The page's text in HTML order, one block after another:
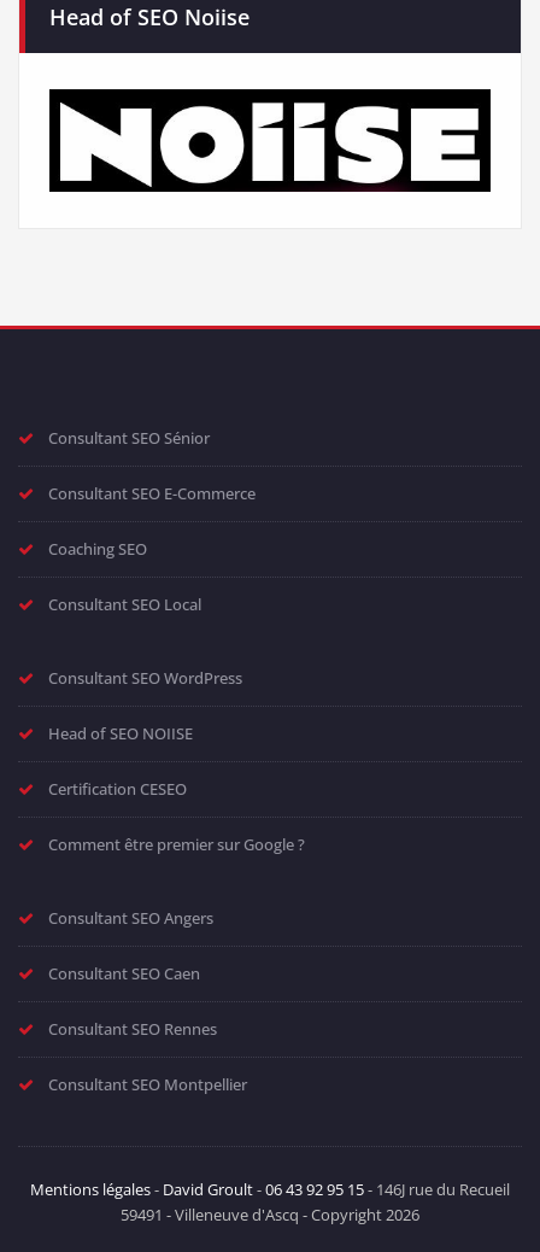
Head of SEO Noiise
Consultant SEO Sénior
Consultant SEO E-Commerce
Coaching SEO
Consultant SEO Local
Consultant SEO WordPress
Head of SEO NOIISE
Certification CESEO
Comment être premier sur Google ?
Consultant SEO Angers
Consultant SEO Caen
Consultant SEO Rennes
Consultant SEO Montpellier
Mentions légales- David Groult-06 43 92 95 15- 146J rue du Recueil
59491 - Villeneuve d'Ascq - Copyright 2026